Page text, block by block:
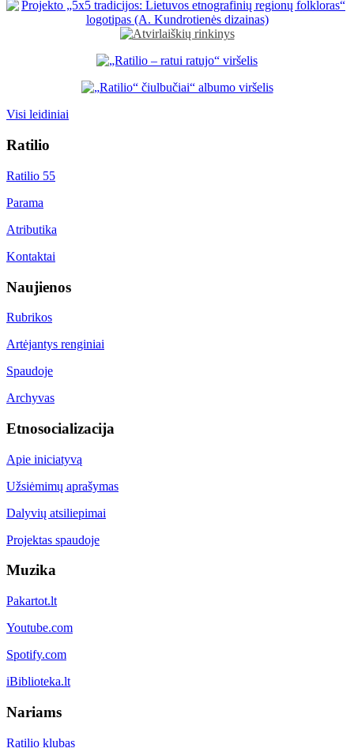
Visi leidiniai
Ratilio
Ratilio 55
Parama
Atributika
Kontaktai
Naujienos
Rubrikos
Artėjantys renginiai
Spaudoje
Archyvas
Etnosocializacija
Apie iniciatyvą
Užsiėmimų aprašymas
Dalyvių atsiliepimai
Projektas spaudoje
Muzika
Pakartot.lt
Youtube.com
Spotify.com
iBiblioteka.lt
Nariams
Ratilio klubas